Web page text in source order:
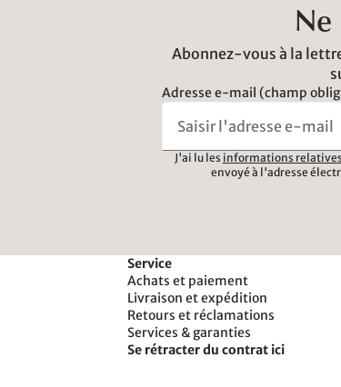
Ne
Abonnez-vous à la
Adresse e-mail (champ
J'ai lu les informations
envoyé à l'adresse
Service
Achats et paiement
Livraison et expédition
Retours et réclamations
Services & garanties
Se rétracter du contrat ici